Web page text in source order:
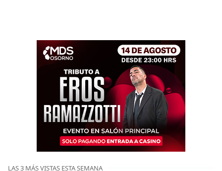
LAS 3 MÁS VISTAS ESTA SEMANA